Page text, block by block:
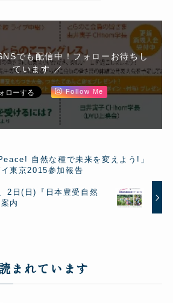
でも配信中！フォローお待ちし
ています ／
Follow Me
自然な種で未来を変えよう!」
東京2015参加報告
2日(日)『日本豊受自然
内
まれています